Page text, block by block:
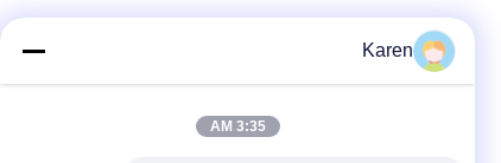
Karen
3:35 AM